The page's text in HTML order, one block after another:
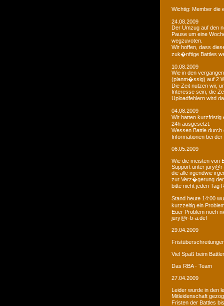
Wichtig: Member die
24.08.2009
Der Umzug auf den
Pause um eine
wegzuvoten.
Wir hoffen, dass
zuk�nftige Battles
10.08.2009
Wie in den
(planm�ssig) auf 2
Die Zeit nutzen wir,
Interesse sein, die
Uploadfehlern wird
04.08.2009
Wir hatten kurzfristig
24h ausgesetzt.
Wessen Battle
Informationen bei
06.05.2009
Wie die meisten von
Support unter
die alle irgendwie
zur Verz�gerung der
bitte nicht jeden Tag
Stand heute 14:00
kurzzeitig ein
Euer Problem noch
jury@r-b-a.de!
29.04.2009
Viel Spaß beim
Das RBA - Team
27.04.2009
Leider wurde in den
Mitleidenschaft
Fristen der Battles